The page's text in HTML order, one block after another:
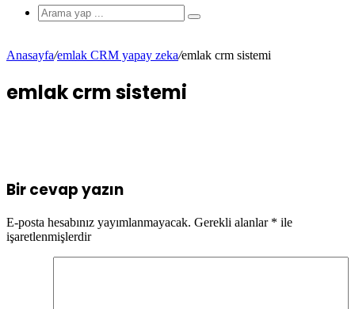
Anasayfa/emlak CRM yapay zeka/emlak crm sistemi​
emlak crm sistemi​
Bir cevap yazın
E-posta hesabınız yayımlanmayacak. Gerekli alanlar * ile
işaretlenmişlerdir